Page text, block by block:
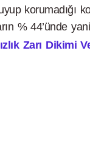
korumadığı
% 44’ünde
Zarı Dikimi